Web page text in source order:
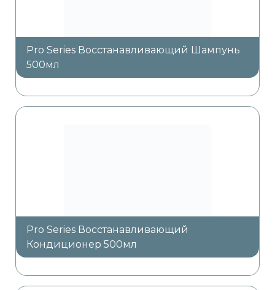
Pro Series Восстанавливающий Шампунь
500мл
Pro Series Восстанавливающий
Кондиционер 500мл